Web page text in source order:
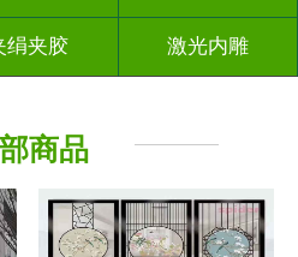
绢夹胶 激光内雕
它玻璃
商品